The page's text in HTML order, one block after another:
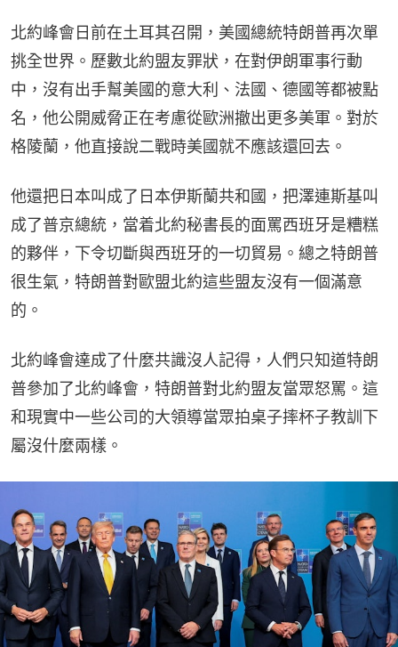
北約峰會日前在土耳其召開，美國總統特朗普再次單
挑全世界。歷數北約盟友罪狀，在對伊朗軍事行動
中，沒有出手幫美國的意大利、法國、德國等都被點
名，他公開威脅正在考慮從歐洲撤出更多美軍。對於
格陵蘭，他直接說二戰時美國就不應該還回去。
他還把日本叫成了日本伊斯蘭共和國，把澤連斯基叫
成了普京總統，當着北約秘書長的面罵西班牙是糟糕
的夥伴，下令切斷與西班牙的一切貿易。總之特朗普
很生氣，特朗普對歐盟北約這些盟友沒有一個滿意
的。
北約峰會達成了什麼共識沒人記得，人們只知道特朗
普參加了北約峰會，特朗普對北約盟友當眾怒罵。這
和現實中一些公司的大領導當眾拍桌子摔杯子教訓下
屬沒什麼兩樣。